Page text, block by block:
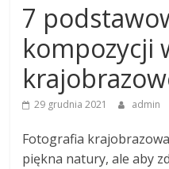
7
kompozycji
29 grudnia 2021 admin
Fotografia
piękna natury, ale aby